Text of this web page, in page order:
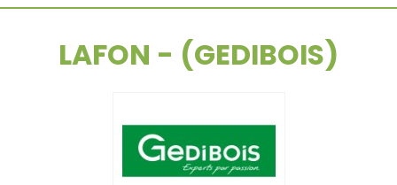
LAFON - (GEDIBOIS)